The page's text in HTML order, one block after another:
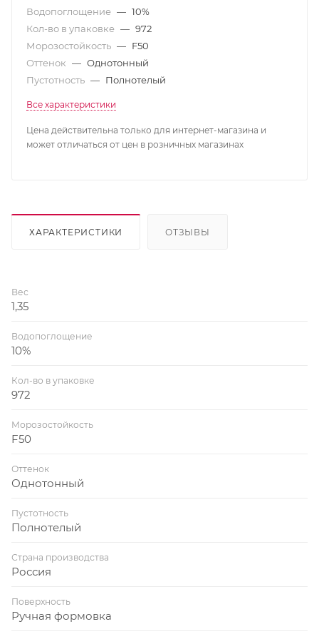
Водопоглощение — 10%
Кол-во в упаковке — 972
Морозостойкость — F50
Оттенок — Однотонный
Пустотность — Полнотелый
Все характеристики
Цена действительна только для интернет-магазина и
может отличаться от цен в розничных магазинах
ХАРАКТЕРИСТИКИ ОТЗЫВЫ
Вес
1,35
Водопоглощение
10%
Кол-во в упаковке
972
Морозостойкость
F50
Оттенок
Однотонный
Пустотность
Полнотелый
Страна производства
Россия
Поверхность
Ручная формовка